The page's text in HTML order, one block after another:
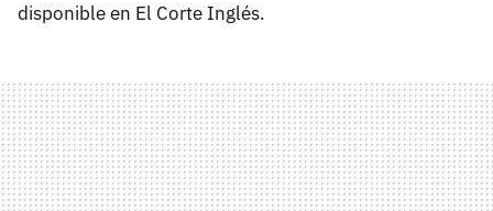
disponible en El Corte Inglés.